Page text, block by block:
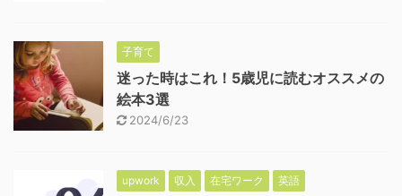
子育て
迷った時はこれ！5歳児に読むオススメの
絵本3選
2024/6/23
upwork 収入 在宅ワーク 英語